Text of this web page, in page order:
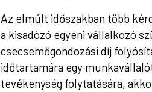
Az elmúlt időszakban több
a kisadózó egyéni vállalkozó
csecsemőgondozási díj
időtartamára egy
tevékenység folytatására,